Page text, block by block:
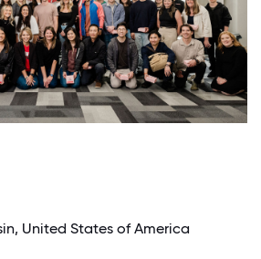
United States of America